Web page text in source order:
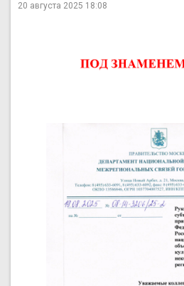
20 августа 2025 18:08